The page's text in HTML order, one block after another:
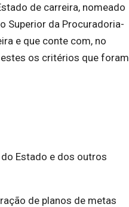
de carreira, nomeado
Superior da Procuradoria-
e que conte com, no
os critérios que foram
Estado e dos outros
de planos de metas